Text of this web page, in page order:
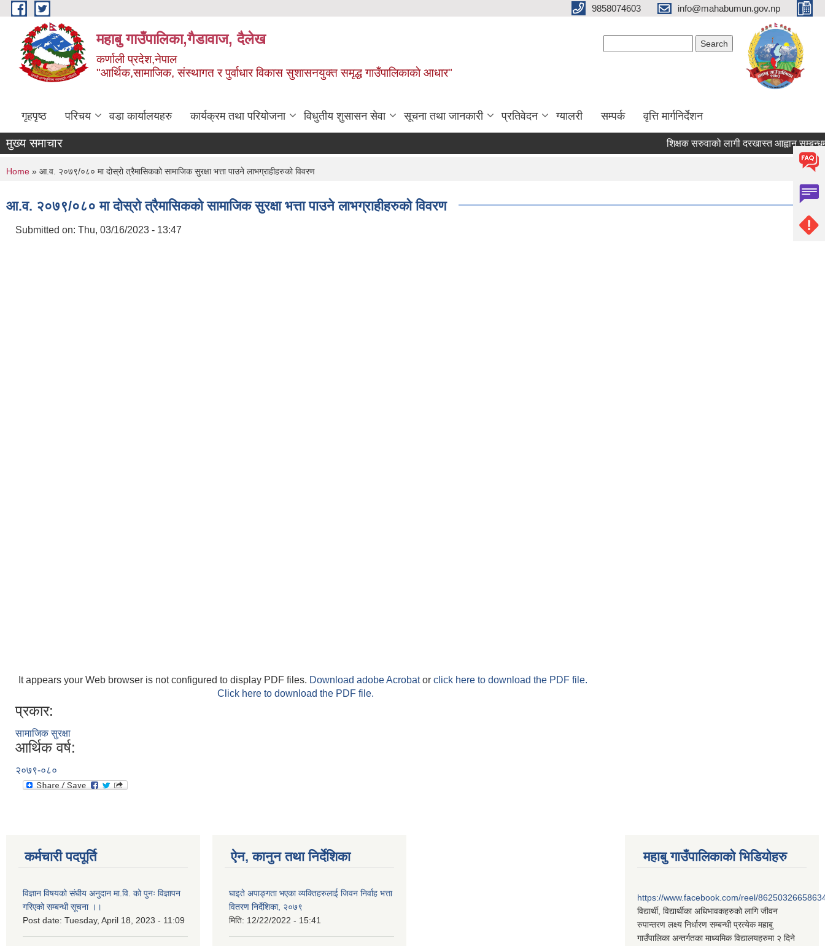
Skip to main content 9858074603 info@mahabumun.gov.np
महाबु गाउँपालिका,गैडावाज, दैलेख
कर्णाली प्रदेश,नेपाल
"आर्थिक,सामाजिक, संस्थागत र पुर्वाधार विकास सुशासनयुक्त समृद्ध गाउँपालिकाकाे आधार"
गृहपृष्ठ परिचय वडा कार्यालयहरु कार्यक्रम तथा परियोजना विधुतीय शुसासन सेवा सूचना तथा जानकारी प्रतिवेदन ग्यालरी सम्पर्क वृत्ति मार्गनिर्देशन
मुख्य समाचार शिक्षक सरुवाको लागी दरखास्त आह्वान सम्बन्धमा ।।
You are here
Home » आ.व. २०७९/०८० मा दोस्रो त्रैमासिकको सामाजिक सुरक्षा भत्ता पाउने लाभग्राहीहरुको विवरण
आ.व. २०७९/०८० मा दोस्रो त्रैमासिकको सामाजिक सुरक्षा भत्ता पाउने लाभग्राहीहरुको विवरण
Submitted on: Thu, 03/16/2023 - 13:47
It appears your Web browser is not configured to display PDF files. Download adobe Acrobator click here to download the PDF file.
Click here to download the PDF file.
प्रकार:
सामाजिक सुरक्षा
आर्थिक वर्ष:
२०७९-०८०
कर्मचारी पदपूर्ति
विज्ञान विषयको संघीय अनुदान मा.वि. को पुनः विज्ञापन
गरिएको सम्बन्धी सूचना ।।
Post date: Tuesday, April 18, 2023 - 11:09
ऐन, कानुन तथा निर्देशिका
घाइते अपाङ्गता भएका व्यक्तिहरुलाई जिवन निर्वाह भत्ता
वितरण निर्देशिका, २०७९
मिति: 12/22/2022 - 15:41
महाबु गाउँपालिकाको भिडियोहरु
https://www.facebook.com/reel/
विद्यार्थी, विद्यार्थीका अधिभावकहरुको लागि जीवन
रुपान्तरण लक्ष्य निर्धारण सम्बन्धी प्रत्येक महाबु
गाउँपालिका अन्तर्गतका माध्यमिक विद्यालयहरुमा २ दिने